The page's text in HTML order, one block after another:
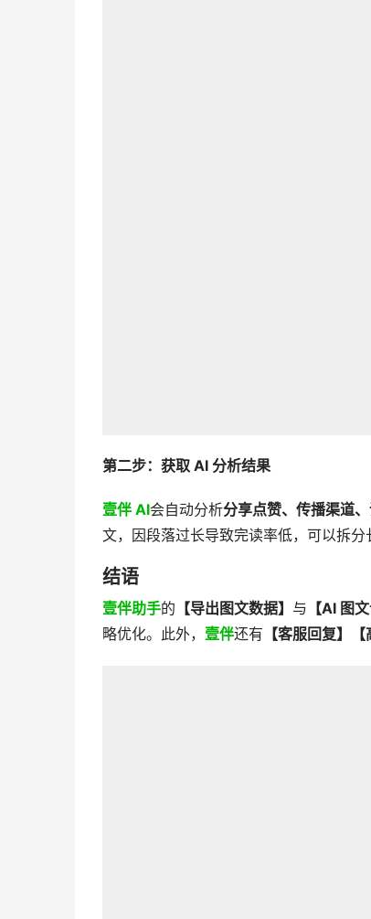
第二步：获取 AI 分析结果
壹伴 AI会自动分析分享点赞、传播渠道
文，因段落过长导致完读率低，可以拆分
结语
壹伴助手的 【导出图文数据】 与 【AI 图
略优化。此外， 壹伴还有 【客服回复】